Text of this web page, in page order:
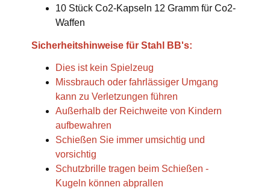
10 Stück Co2-Kapseln 12 Gramm für Co2-
Waffen
Sicherheitshinweise für Stahl BB's:
Dies ist kein Spielzeug
Missbrauch oder fahrlässiger Umgang
kann zu Verletzungen führen
Außerhalb der Reichweite von Kindern
aufbewahren
Schießen Sie immer umsichtig und
vorsichtig
Schutzbrille tragen beim Schießen -
Kugeln können abprallen